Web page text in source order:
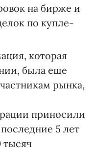
на бирже и
по купле-
которая
была еще
рынка,
приносили
5 лет
тысяч